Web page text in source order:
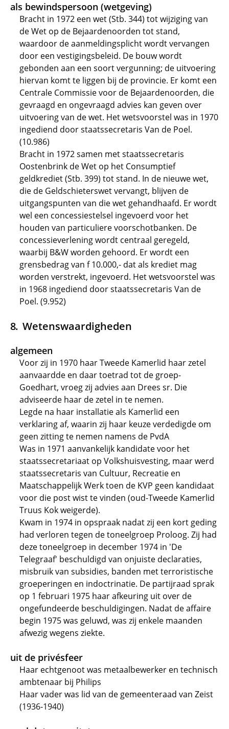
als bewindspersoon (wetgeving)
Bracht in 1972 een wet (Stb. 344) tot wijziging van
de Wet op de Bejaardenoorden tot stand,
waardoor de aanmeldingsplicht wordt vervangen
door een vestigingsbeleid. De bouw wordt
gebonden aan een soort vergunning; de uitvoering
hiervan komt te liggen bij de provincie. Er komt een
Centrale Commissie voor de Bejaardenoorden, die
gevraagd en ongevraagd advies kan geven over
uitvoering van de wet. Het wetsvoorstel was in 1970
ingediend door staatssecretaris Van de Poel.
(10.986)
Bracht in 1972 samen met staatssecretaris
Oostenbrink de Wet op het Consumptief
geldkrediet (Stb. 399) tot stand. In de nieuwe wet,
die de Geldschieterswet vervangt, blijven de
uitgangspunten van die wet gehandhaafd. Er wordt
wel een concessiestelsel ingevoerd voor het
houden van particuliere voorschotbanken. De
concessieverlening wordt centraal geregeld,
waarbij B&W worden gehoord. Er wordt een
grensbedrag van f 10.000,- dat als krediet mag
worden verstrekt, ingevoerd. Het wetsvoorstel was
in 1968 ingediend door staatssecretaris Van de
Poel. (9.952)
Wetenswaardigheden
algemeen
Voor zij in 1970 haar Tweede Kamerlid haar zetel
aanvaardde en daar toetrad tot de groep-
Goedhart, vroeg zij advies aan Drees sr. Die
adviseerde haar de zetel in te nemen.
Legde na haar installatie als Kamerlid een
verklaring af, waarin zij haar keuze verdedigde om
geen zitting te nemen namens de PvdA
Was in 1971 aanvankelijk kandidate voor het
staatssecretariaat op Volkshuisvesting, maar werd
staatssecretaris van Cultuur, Recreatie en
Maatschappelijk Werk toen de KVP geen kandidaat
voor die post wist te vinden (oud-Tweede Kamerlid
Truus Kok weigerde).
Kwam in 1974 in opspraak nadat zij een kort geding
had verloren tegen de toneelgroep Proloog. Zij had
deze toneelgroep in december 1974 in 'De
Telegraaf' beschuldigd van onjuiste declaraties,
misbruik van subsidies, banden met terroristische
groeperingen en indoctrinatie. De partijraad sprak
op 1 februari 1975 haar afkeuring uit over de
ongefundeerde beschuldigingen. Nadat de affaire
begin 1975 was geluwd, was zij enkele maanden
afwezig wegens ziekte.
uit de privésfeer
Haar echtgenoot was metaalbewerker en technisch
ambtenaar bij Philips
Haar vader was lid van de gemeenteraad van Zeist
(1936-1940)